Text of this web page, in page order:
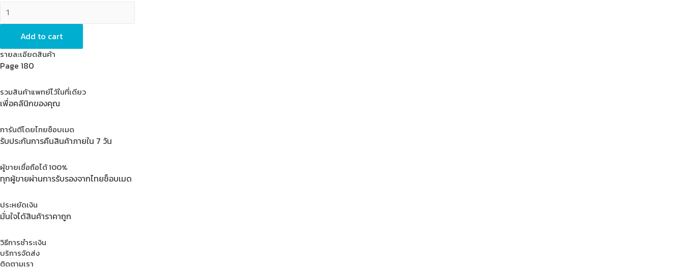
Gracey
Instrument
-
Fig.
=
quantity
Add to cart
รายละเอียดสินค้า
Page 180
รวมสินค้าแพทย์ไว้ในที่เดียว
เพื่อคลีนิกของคุณ
การันตีโดยไทยช็อบเมด
รับประกันการคืนสินค้าภายใน 7 วัน
ผู้ขายเชื่อถือได้ 100%
ทุกผู้ขายผ่านการรับรองจากไทยช็อบเมด
ประหยัดเงิน
มั่นใจได้สินค้าราคาถูก
วิธีการชำระเงิน
บริการจัดส่ง
ติดตามเรา